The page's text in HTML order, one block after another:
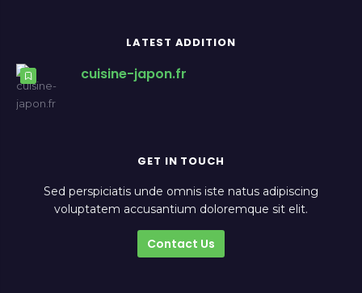
LATEST ADDITION
cuisine-japon.fr
GET IN TOUCH
Sed perspiciatis unde omnis iste natus adipiscing
voluptatem accusantium doloremque sit elit.
Contact Us